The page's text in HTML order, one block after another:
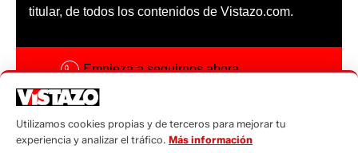
titular, de todos los contenidos de Vistazo.com.
Empieza a seguirnos ahora
Código ética
Utilizamos cookies propias y de terceros para mejorar tu
experiencia y analizar el tráfico. Más información